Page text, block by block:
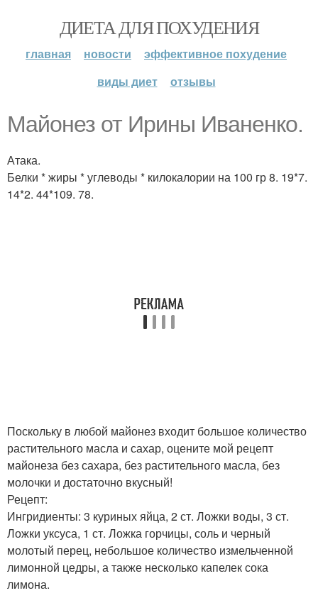
ДИЕТА ДЛЯ ПОХУДЕНИЯ
главная новости
эффективное похудение
виды диет
отзывы
Майонез от Ирины Иваненко.
Атака.
Белки * жиры * углеводы * килокалории на 100 гр 8. 19*7.
14*2. 44*109. 78.
Поскольку в любой майонез входит большое количество
растительного масла и сахар, оцените мой рецепт
майонеза без сахара, без растительного масла, без
молочки и достаточно вкусный!
Рецепт:
Ингридиенты: 3 куриных яйца, 2 ст. Ложки воды, 3 ст.
Ложки уксуса, 1 ст. Ложка горчицы, соль и черный
молотый перец, небольшое количество измельченной
лимонной цедры, а также несколько капелек сока
лимона.